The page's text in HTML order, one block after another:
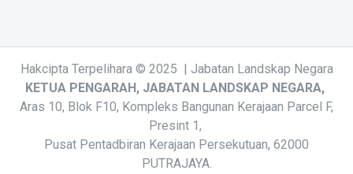
Hakcipta Terpelihara © 2025 | Jabatan Landskap Negara
KETUA PENGARAH, JABATAN LANDSKAP NEGARA,
Aras 10, Blok F10, Kompleks Bangunan Kerajaan Parcel F,
Presint 1,
Pusat Pentadbiran Kerajaan Persekutuan, 62000
PUTRAJAYA.